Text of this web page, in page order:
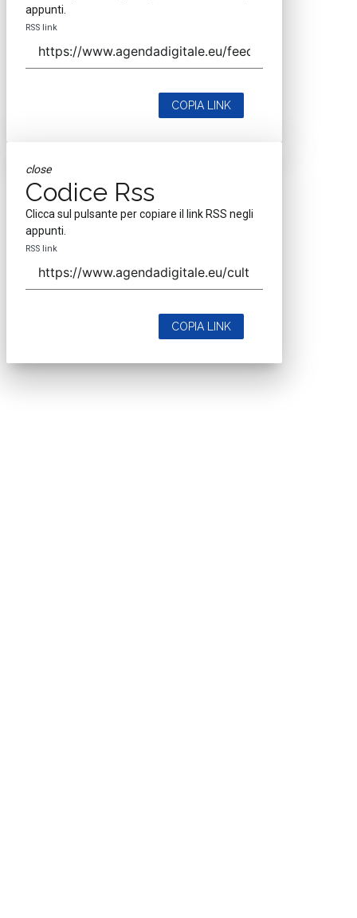
appunti.
RSS link
COPIA LINK
close
Codice Rss
Clicca sul pulsante per copiare il link RSS negli
appunti.
RSS link
COPIA LINK